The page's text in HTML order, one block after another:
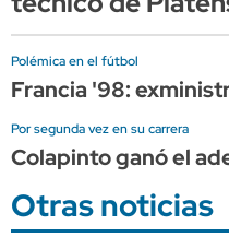
Polémica en el fútbol
Francia '98:
Por segunda vez en su carrera
Colapinto ganó el
Otras noticias